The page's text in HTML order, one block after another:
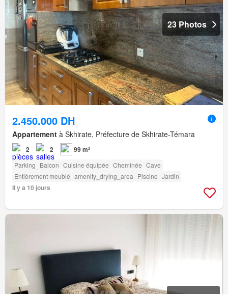
23 Photos
2.450.000 DH
Appartement à Skhirate, Préfecture de Skhirate-Témara
2 2 99 m²
Parking Balcon Cuisine équipée Cheminée Cave
Entièrement meublé amenity_drying_area Piscine Jardin
Il y a 10 jours